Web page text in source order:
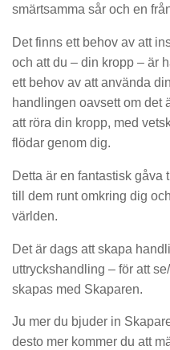
smärtsamma sår och en
Det finns ett behov av att
och att du – din kropp – är
ett behov av att använda
handlingen oavsett om det
att röra din kropp, med
flödar genom dig.
Detta är en fantastisk gåva
till dem runt omkring dig
världen.
Det är dags att skapa
uttryckshandling – för att
skapas med Skaparen.
Ju mer du bjuder in
desto mer kommer du att